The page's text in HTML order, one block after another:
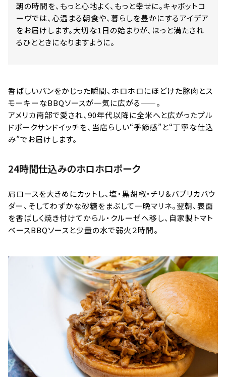
スペシャルコラム
around MMoP
各種お問い合わせ
Contact
朝の時間を、もっと心地よく、もっと幸せに。キャボットコ
ーヴでは、心温まる朝食や、暮らしを豊かにするアイデア
をお届けします。大切な1日の始まりが、ほっと満たされ
るひとときになりますように。
香ばしいパンをかじった瞬間、ホロホロにほどけた豚肉とス
モーキーなBBQソースが一気に広がる——。
アメリカ南部で愛され、90年代以降に全米へと広がったプル
ドポークサンドイッチを、当店らしい“季節感”と“丁寧な仕込
み”でお届けします。
24時間仕込みのホロホロポーク
肩ロースを大きめにカットし、塩・黒胡椒・チリ＆パプリカパウ
ダー、そしてわずかな砂糖をまぶして一晩マリネ。翌朝、表面
を香ばしく焼き付けてからル・クルーゼへ移し、自家製トマト
ベースBBQソースと少量の水で弱火２時間。